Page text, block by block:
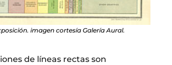
imagen cortesía Galería Aural.
de líneas rectas son